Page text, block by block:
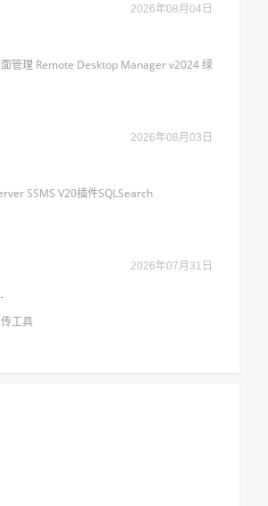
2026年08月04日
管理 Remote Desktop Manager v2024 绿
2026年08月03日
SSMS V20插件SQLSearch
2026年07月31日
工具